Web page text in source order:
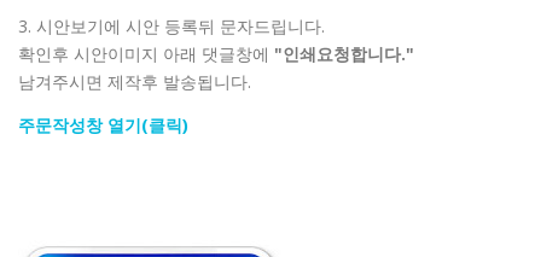
3. 시안보기에 시안 등록뒤 문자드립니다.
확인후 시안이미지 아래 댓글창에 "인쇄요청합니다."
남겨주시면 제작후 발송됩니다.
주문작성창 열기(클릭)